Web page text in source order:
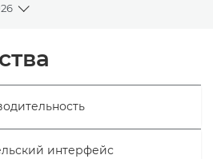
Toggle breadcrumbs
интерфейс